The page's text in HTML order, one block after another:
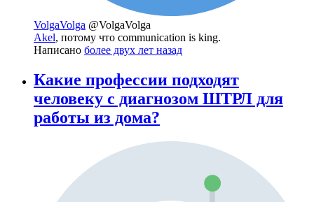
VolgaVolga @VolgaVolga
Akel, потому что communication is king.
Написано более двух лет назад
Какие профессии подходят
человеку с диагнозом ШТРЛ для
работы из дома?